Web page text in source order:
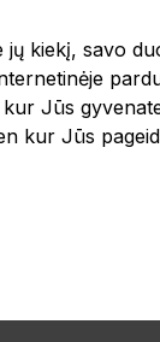
kiekį, savo
Jūs
kur Jūs